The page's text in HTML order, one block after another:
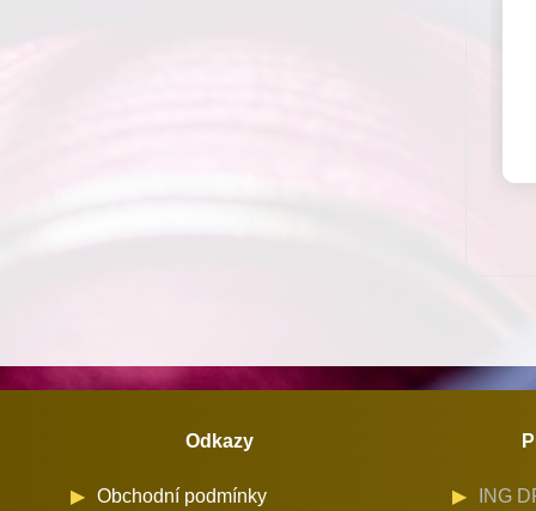
Odkazy
Obchodní podmínky ING